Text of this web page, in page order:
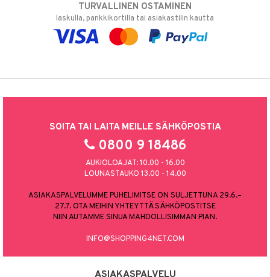
TURVALLINEN OSTAMINEN
laskulla, pankkikortilla tai asiakastilin kautta
SOITA TAI LAITA MEILLE SÄHKÖPOSTIA
0800 9 18486
AUKIOLOAJAT: 10.00 - 16.00
LOUNASTAUKO 13.00 - 14.00
ASIAKASPALVELUMME PUHELIMITSE ON SULJETTUNA 29.6.–
27.7. OTA MEIHIN YHTEYTTÄ SÄHKÖPOSTITSE
NIIN AUTAMME SINUA MAHDOLLISIMMAN PIAN.
INFO@SHOPPING4NET.COM
ASIAKASPALVELU